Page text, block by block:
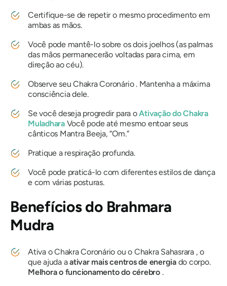
Certifique-se de repetir o mesmo procedimento em
ambas as mãos.
Você pode mantê-lo sobre os dois joelhos (as palmas
das mãos permanecerão voltadas para cima, em
direção ao céu).
Observe seuChakraCoronário . Mantenha a máxima
consciência dele.
Se você deseja progredir para oAtivaçãodo Chakra
Muladhara Você pode até mesmo entoar seus
cânticos Mantra Beeja, “Om.”
Pratique a respiração profunda.
Você pode praticá-lo com diferentes estilos de dança
e com várias posturas.
Benefíciosdo Brahmara
Mudra
Ativa oChakraCoronário ou o Chakra Sahasrara , o
que ajuda aativar mais centros de energiado corpo.
Melhora o funcionamento do cérebro.